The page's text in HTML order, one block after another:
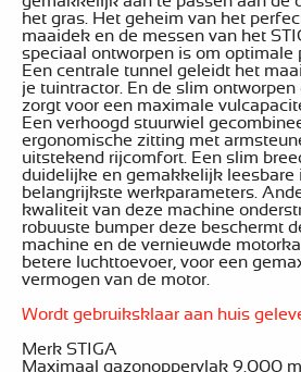
het gras. Het geheim van het
maaidek en de messen van het
speciaal ontworpen is om optimale
Een centrale tunnel geleidt het
je tuintractor. En de slim ontworpen
zorgt voor een maximale
Een verhoogd stuurwiel
ergonomische zitting met
uitstekend rijcomfort. Een slim
duidelijke en gemakkelijk leesbare
belangrijkste werkparameters.
kwaliteit van deze machine
robuuste bumper deze beschermt
machine en de vernieuwde
betere luchttoevoer, voor een
vermogen van de motor.
Wordt gebruiksklaar aan huis
Merk STIGA
Maximaal gazonoppervlak 9.000